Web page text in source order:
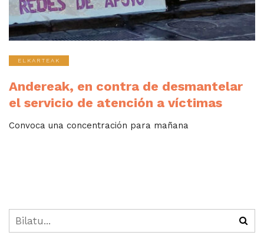
ELKARTEAK
Andereak, en contra de desmantelar
el servicio de atención a víctimas
Convoca una concentración para mañana